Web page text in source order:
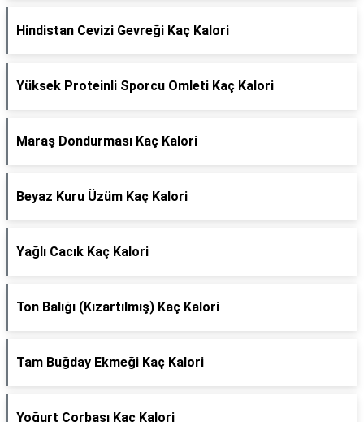
Hindistan Cevizi Gevreği Kaç Kalori
Yüksek Proteinli Sporcu Omleti Kaç Kalori
Maraş Dondurması Kaç Kalori
Beyaz Kuru Üzüm Kaç Kalori
Yağlı Cacık Kaç Kalori
Ton Balığı (Kızartılmış) Kaç Kalori
Tam Buğday Ekmeği Kaç Kalori
Yoğurt Çorbası Kaç Kalori